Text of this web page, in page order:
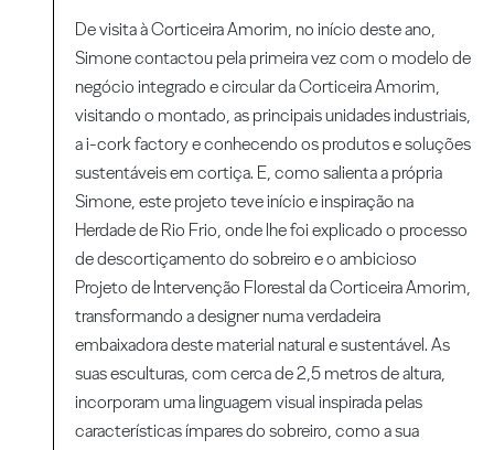
De visita à Corticeira Amorim, no início deste ano,
Simone contactou pela primeira vez com o modelo de
negócio integrado e circular da Corticeira Amorim,
visitando o montado, as principais unidades industriais,
a i-cork factory e conhecendo os produtos e soluções
sustentáveis em cortiça. E, como salienta a própria
Simone, este projeto teve início e inspiração na
Herdade de Rio Frio, onde lhe foi explicado o processo
de descortiçamento do sobreiro e o ambicioso
Projeto de Intervenção Florestal da Corticeira Amorim,
transformando a designer numa verdadeira
embaixadora deste material natural e sustentável. As
suas esculturas, com cerca de 2,5 metros de altura,
incorporam uma linguagem visual inspirada pelas
características ímpares do sobreiro, como a sua